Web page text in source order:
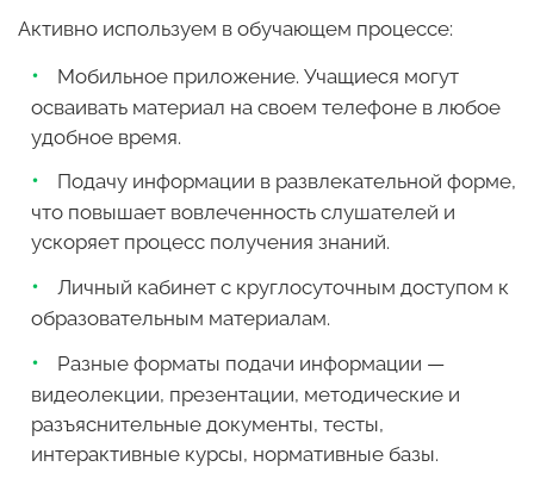
Активно используем в обучающем процессе:
Мобильное приложение. Учащиеся могут
осваивать материал на своем телефоне в любое
удобное время.
Подачу информации в развлекательной форме,
что повышает вовлеченность слушателей и
ускоряет процесс получения знаний.
Личный кабинет с круглосуточным доступом к
образовательным материалам.
Разные форматы подачи информации —
видеолекции, презентации, методические и
разъяснительные документы, тесты,
интерактивные курсы, нормативные базы.